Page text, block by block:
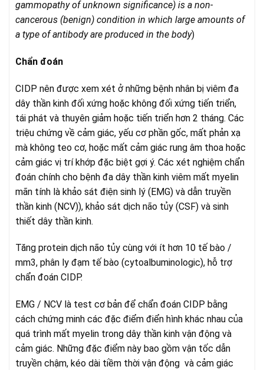
gammopathy of unknown significance) is a non-
cancerous (benign) condition in which large amounts of
a type of antibody are produced in the body)
Chẩn đoán
CIDP nên được xem xét ở những bệnh nhân bị viêm đa
dây thần kinh đối xứng hoặc không đối xứng tiến triển,
tái phát và thuyên giảm hoặc tiến triển hơn 2 tháng. Các
triệu chứng về cảm giác, yếu cơ phần gốc, mất phản xạ
mà không teo cơ, hoặc mất cảm giác rung âm thoa hoặc
cảm giác vị trí khớp đặc biệt gợi ý. Các xét nghiệm chẩn
đoán chính cho bệnh đa dây thần kinh viêm mất myelin
mãn tính là khảo sát điện sinh lý (EMG) và dẫn truyền
thần kinh (NCV)), khảo sát dịch não tủy (CSF) và sinh
thiết dây thần kinh.
Tăng protein dịch não tủy cùng với ít hơn 10 tế bào /
mm3, phân ly đạm tế bào (cytoalbuminologic), hỗ trợ
chẩn đoán CIDP.
EMG / NCV là test cơ bản để chẩn đoán CIDP bằng
cách chứng minh các đặc điểm điển hình khác nhau của
quá trình mất myelin trong dây thần kinh vận động và
cảm giác. Những đặc điểm này bao gồm vận tốc dẫn
truyền chậm, kéo dài tiềm thời vận động và cảm giác